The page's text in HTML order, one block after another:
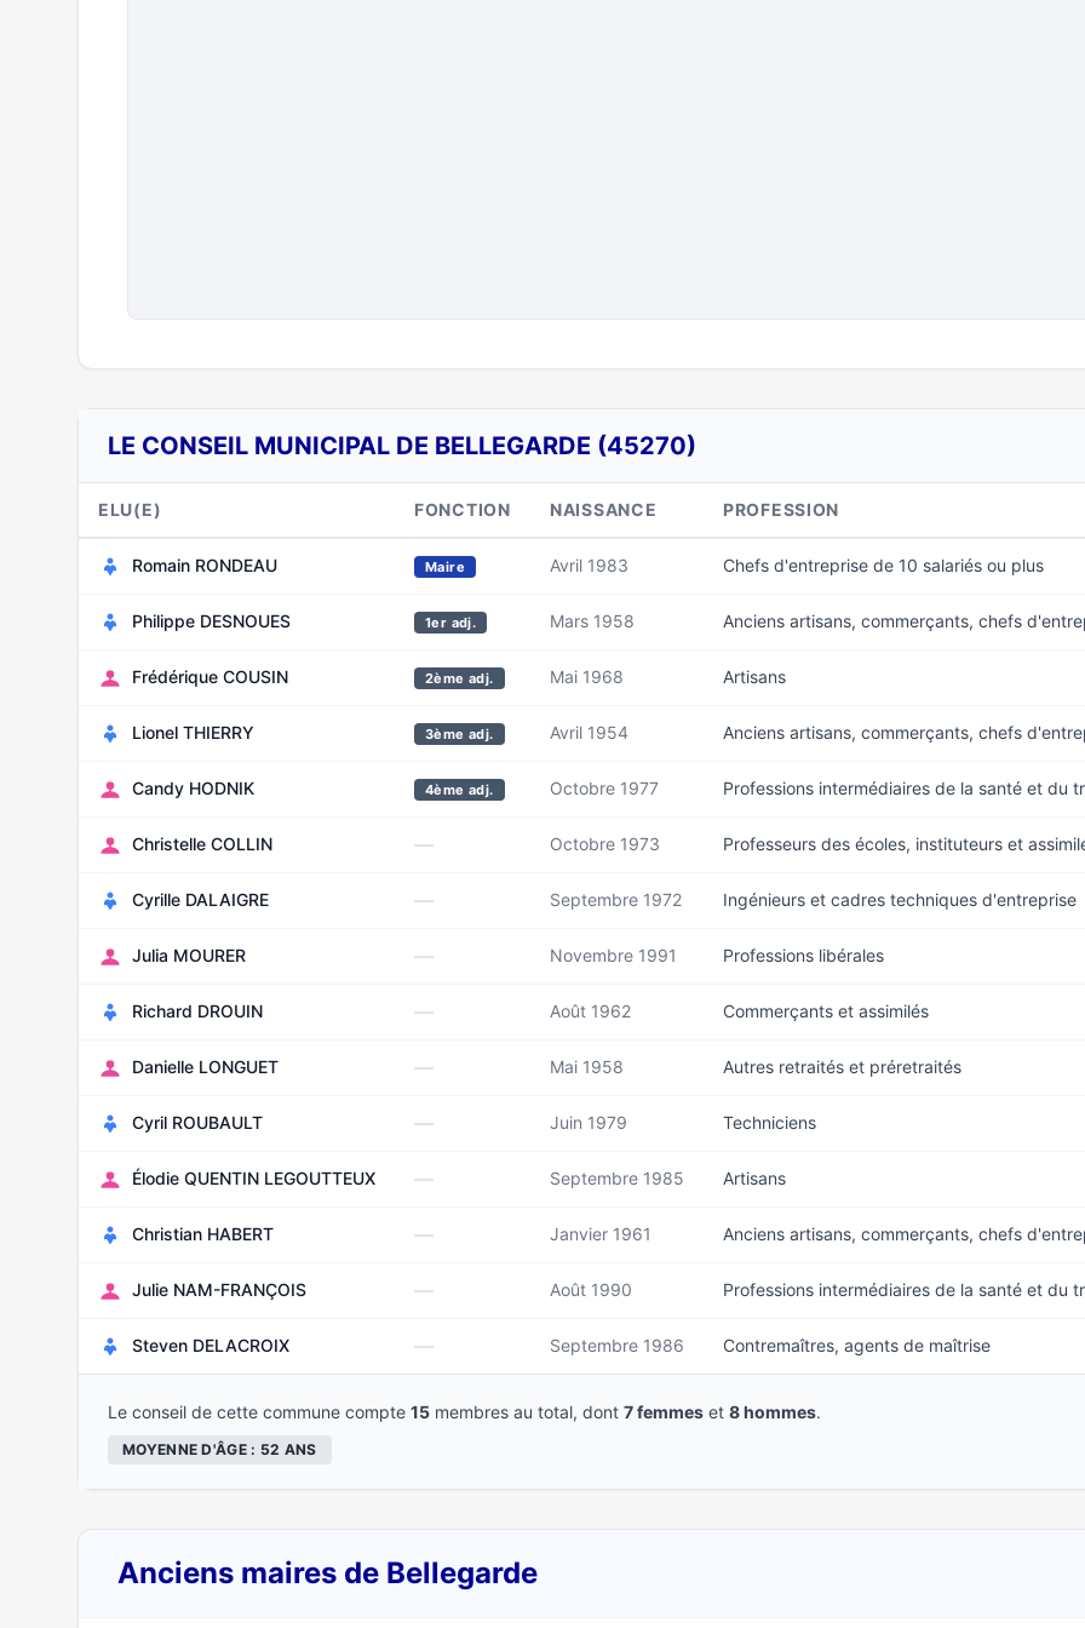
LE CONSEIL MUNICIPAL DE BELLEGARDE (45270)
ELU(E) FONCTION NAISSANCE PROFESSION
Romain RONDEAU Maire Avril 1983 Chefs d'entreprise de 10 salariés ou plus
Philippe DESNOUES 1er adj. Mars 1958 Anciens artisans, commerçants, chefs
Frédérique COUSIN 2ème adj. Mai 1968 Artisans
Lionel THIERRY 3ème adj. Avril 1954 Anciens artisans, commerçants, chefs
Candy HODNIK 4ème adj. Octobre 1977 Professions intermédiaires de la santé et du
Christelle COLLIN — Octobre 1973 Professeurs des écoles, instituteurs et
Cyrille DALAIGRE — Septembre 1972 Ingénieurs et cadres techniques d'entreprise
Julia MOURER — Novembre 1991 Professions libérales
Richard DROUIN — Août 1962 Commerçants et assimilés
Danielle LONGUET — Mai 1958 Autres retraités et préretraités
Cyril ROUBAULT — Juin 1979 Techniciens
Élodie QUENTIN LEGOUTTEUX — Septembre 1985 Artisans
Christian HABERT — Janvier 1961 Anciens artisans, commerçants, chefs
Julie NAM-FRANÇOIS — Août 1990 Professions intermédiaires de la santé et du
Steven DELACROIX — Septembre 1986 Contremaîtres, agents de maîtrise
Le conseil de cette commune compte 15 membres au total, dont 7 femmes et 8 hommes.
MOYENNE D'ÂGE : 52 ANS
Anciens maires de Bellegarde